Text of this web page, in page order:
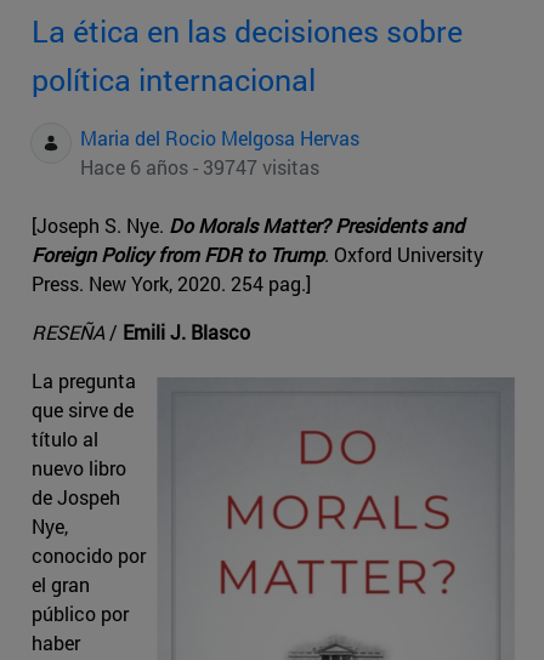
La ética en las decisiones sobre
política internacional
Maria del Rocio Melgosa Hervas
Hace 6 años - 39747 visitas
[Joseph S. Nye. Do Morals Matter? Presidents and
Foreign Policy from FDR to Trump. Oxford University
Press. New York, 2020. 254 pag.]
RESEÑA/ Emili J. Blasco
La pregunta
que sirve de
título al
nuevo libro
de Jospeh
Nye,
conocido por
el gran
público por
haber